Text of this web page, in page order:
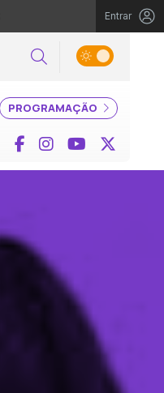
Entrar
Pesquisar
PROGRAMAÇÃO
Facebook
InstagramYouTube